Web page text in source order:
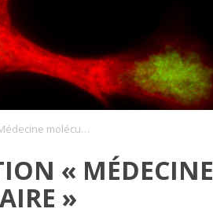
Orientation « Médecine moléculaire »
« MÉDECINE
»